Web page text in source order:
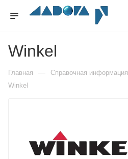
Winkel
Главная — Справочная информация
Winkel